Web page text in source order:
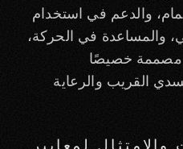
والدعم في استخدام
والمساعدة في الحركة،
مصممة خصيصًا
القريب والرعاية
لمعايير